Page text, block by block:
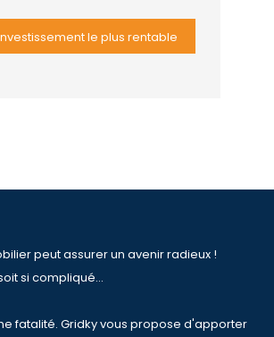
le plus rentable
peut assurer un avenir radieux !
si compliqué...
fatalité. Gridky vous propose d'apporter